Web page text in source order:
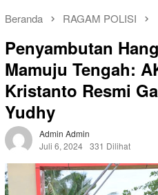
Beranda RAGAM POLISI
Penyambutan
Mamuju Tengah:
Kristanto Resmi
Yudhy
Admin Admin
Juli 6, 2024 331 Dilihat